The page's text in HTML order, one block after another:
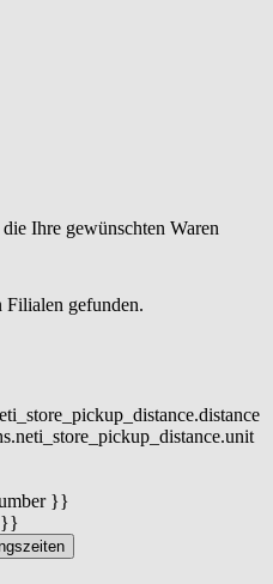
Ihre gewünschten Waren
Filialen gefunden.
}}
}}